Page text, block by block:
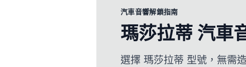
汽車音響解鎖指南
瑪莎拉蒂 汽車
選擇 瑪莎拉蒂 型號，無需